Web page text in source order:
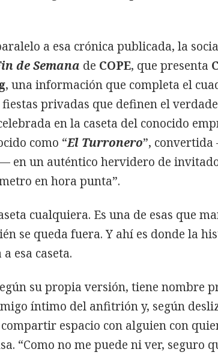
a esa crónica publicada, la
de Semana de COPE, que presenta
, una información que completa el
fiestas privadas que definen el
en la caseta del conocido
como “El Turronero”,
en un auténtico hervidero de
en hora punta”.
cualquiera. Es una de esas que
se queda fuera. Y ahí es donde la
esa caseta.
su propia versión, tiene nombre
íntimo del anfitrión y, según
espacio con alguien con
“Como no me puede ni ver, seguro